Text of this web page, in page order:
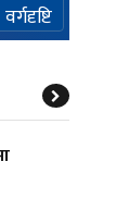
वर्गदृष्टि